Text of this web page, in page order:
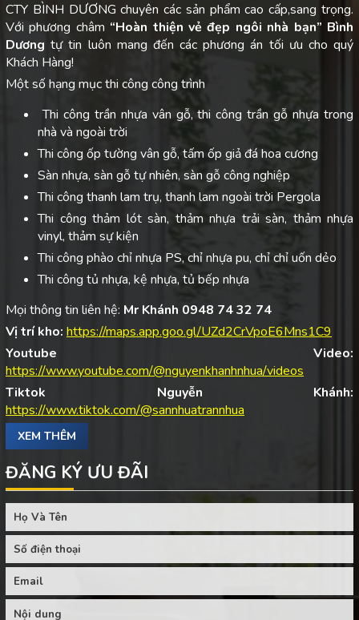
CTY BÌNH DƯƠNG chuyên các sản phẩm cao cấp,sang trọng.
Với phương châm “Hoàn thiện vẻ đẹp ngôi nhà bạn” Bình
Dươngtự tin luôn mang đến các phương án tối ưu cho quý
Khách Hàng!
Một số hạng mục thi công công trình
Thi công trần nhựa vân gỗ, thi công trần gỗ nhựa trong
nhà và ngoài trời
Thi công ốp tường vân gỗ, tấm ốp giả đá hoa cương
Sàn nhựa, sàn gỗ tự nhiên, sàn gỗ công nghiệp
Thi công thanh lam trụ, thanh lam ngoài trời Pergola
Thi công thảm lót sàn, thảm nhựa trải sàn, thảm nhựa
vinyl, thảm sự kiện
Thi công phào chỉ nhựa PS, chỉ nhựa pu, chỉ chỉ uốn dẻo
Thi công tủ nhựa, kệ nhựa, tủ bếp nhựa
Mọi thông tin liên hệ: Mr Khánh 0948 74 32 74
Vị trí kho: https://maps.app.goo.gl/UZd2CrVpoE6Mns1C9
Youtube Video:
https://www.youtube.com/@nguyenkhanhnhua/videos
Tiktok Nguyễn Khánh:
https://www.tiktok.com/@sannhuatrannhua
XEM THÊM
ĐĂNG KÝ ƯU ĐÃI